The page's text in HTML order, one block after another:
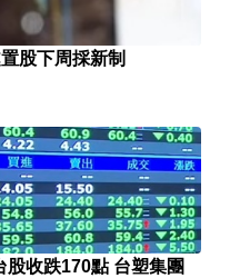
股下周採新制
股收跌170點 台塑集團